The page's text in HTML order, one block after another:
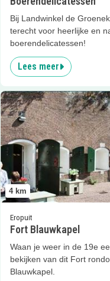
Bij Landwinkel de
terecht voor heerlijke en
boerendelicatessen!
Lees meer
4 km
Eropuit
Fort Blauwkapel
Waan je weer in de 19e
bekijken van dit Fort
Blauwkapel.
Lees meer Fort